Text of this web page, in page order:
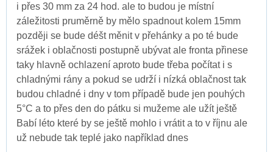
i přes 30 mm za 24 hod. ale to budou je místní
záležitosti pruměrně by mělo spadnout kolem 15mm
později se bude déšt měnit v přehánky a po té bude
srážek i oblačnosti postupně ubývat ale fronta přinese
taky hlavně ochlazení aproto bude třeba počítat i s
chladnými rány a pokud se udrží i nízká oblačnost tak
budou chladné i dny v tom případě bude jen pouhých
5°C a to přes den do pátku si mužeme ale užít ještě
Babí léto které by se ještě mohlo i vrátit a to v říjnu ale
už nebude tak teplé jako například dnes